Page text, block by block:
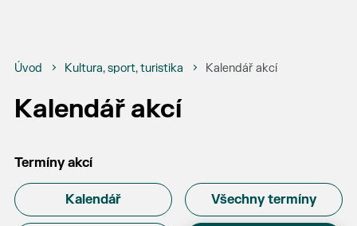
Úvod Kultura, sport, turistika Kalendář akcí
Kalendář akcí
Termíny akcí
Kalendář Všechny termíny